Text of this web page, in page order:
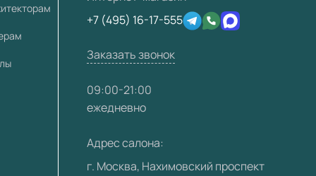
+7 (495) 16-17-555
Заказать звонок
09:00-21:00
ежедневно
Адрес салона:
г. Москва, Нахимовский проспект